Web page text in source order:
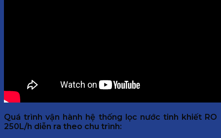
Quá trình vận hành hệ thống lọc nước tinh khiết RO
250L/h diễn ra theo chu trình: